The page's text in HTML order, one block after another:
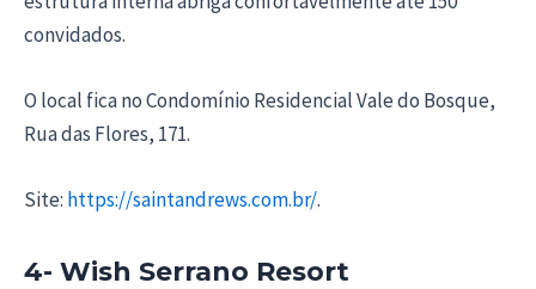
convidados.
O local fica no Condomínio Residencial Vale do Bosque,
Rua das Flores, 171.
Site: https://saintandrews.com.br/.
4- Wish Serrano Resort